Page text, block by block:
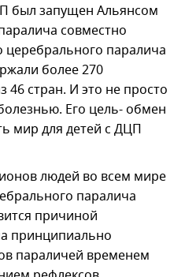
был запущен Альянсом
совместно
паралича
более 270
46 стран. И это не просто
Его цель- обмен
мир для детей с ДЦП
людей во всем мире
паралича
причиной
принципиально
параличей временем